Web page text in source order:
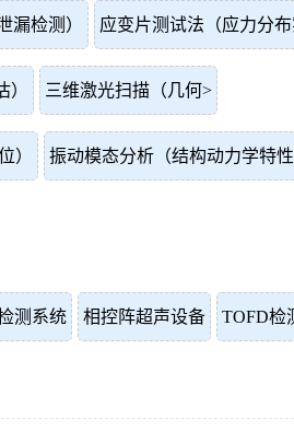
漏检测） 应变片测试法（应力分布
三维激光扫描（几何>
） 振动模态分析（结构动力学特性
测系统 相控阵超声设备 TOFD检